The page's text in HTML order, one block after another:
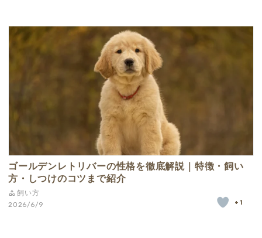
ゴールデンレトリバーの性格を徹底解説｜特徴・飼い
方・しつけのコツまで紹介
飼い方
2026/6/9 +1